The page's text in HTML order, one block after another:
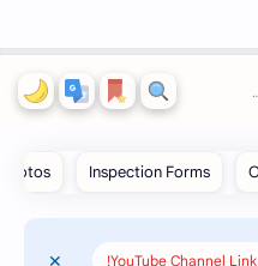
YouTube Channel Link!